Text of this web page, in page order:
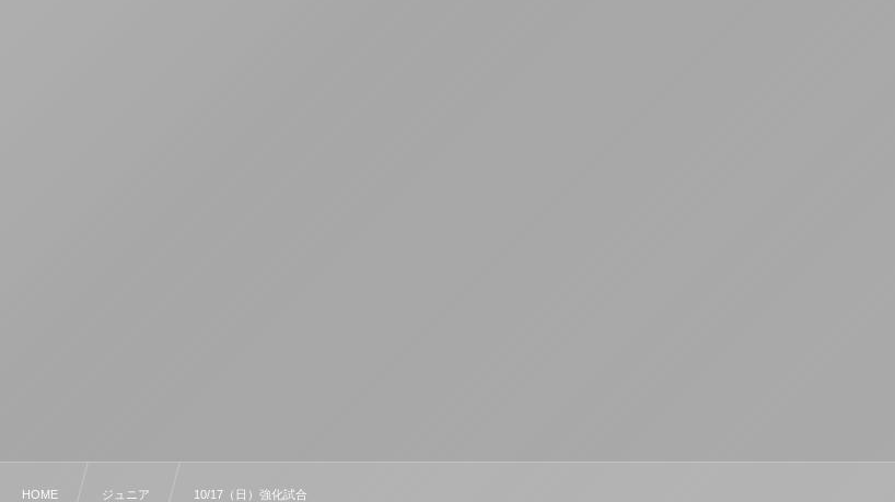
HOME ジュニア 10/17（日）強化試合